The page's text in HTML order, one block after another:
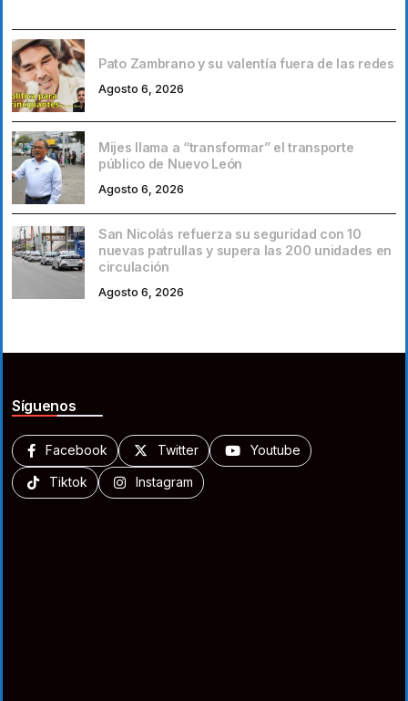
Pato Zambrano y su valentía fuera de las redes
Agosto 6, 2026
Mijes llama a “transformar” el transporte
público de Nuevo León
Agosto 6, 2026
San Nicolás refuerza su seguridad con 10
nuevas patrullas y supera las 200 unidades en
circulación
Agosto 6, 2026
Síguenos
Facebook Twitter Youtube
Tiktok Instagram